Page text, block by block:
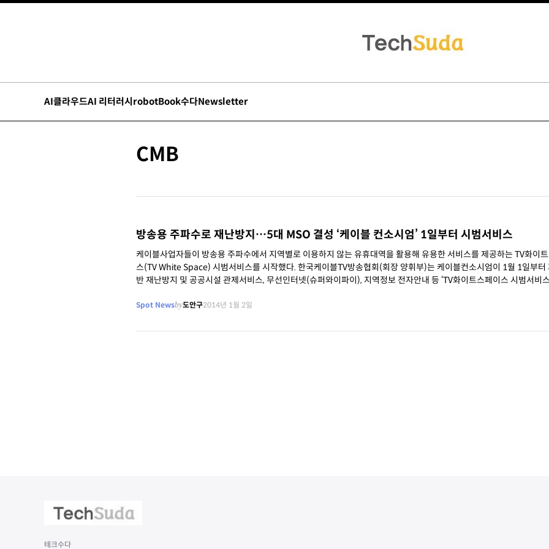
AI클라우드AI 리터러시robotBook수다Newsletter
CMB
방송용 주파수로 재난방지…5대 MSO 결성 ‘케이블 컨소시엄’ 1일부터 시범서비스
케이블사업자들이 방송용 주파수에서 지역별로 이용하지 않는 유휴대역을 활용해 유용한 서비스를 제공하는 TV화이
스(TV White Space) 시범서비스를 시작했다. 한국케이블TV방송협회(회장 양휘부)는 케이블컨소시엄이 1월 1일부터 지역기
반 재난방지 및 공공시설 관제서비스, 무선인터넷(슈퍼와이파이), 지역정보 전자안내 등 ‘TV화이트스페이스 시범서비
Spot Newsby도안구2014년 1월 2일
테크수다